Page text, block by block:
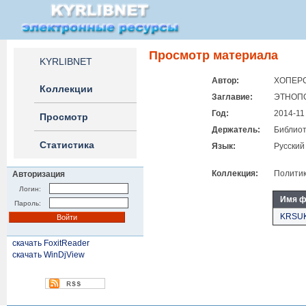
KYRLIBNET
Коллекции
Просмотр
Статистика
Авторизация
Логин:
Пароль:
скачать FoxitReader
скачать WinDjView
Просмотр материала
Автор:
Заглавие:
Год:
2014-11
Держатель:
Язык:
Русский
Коллекция:
Имя